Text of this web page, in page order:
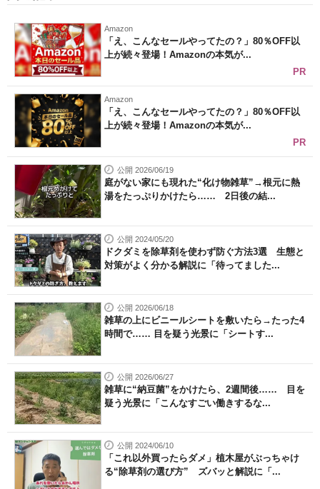
Amazon
「え、こんなセールやってたの？」80％OFF以
上が続々登場！Amazonの本気が...
PR
Amazon
「え、こんなセールやってたの？」80％OFF以
上が続々登場！Amazonの本気が...
PR
公開 2026/06/19
庭がない家にも現れた“化け物雑草”→根元に熱
湯をたっぷりかけたら…… 2日後の結...
公開 2024/05/20
ドクダミを除草剤を使わず防ぐ方法3選 生態と
対策がよく分かる解説に「待ってました...
公開 2026/06/18
雑草の上にビニールシートを敷いたら→たった4
時間で…… 目を疑う光景に「シートす...
公開 2026/06/27
雑草に“納豆菌”をかけたら、2週間後…… 目を
疑う光景に「こんなすごい働きするな...
公開 2024/06/10
「これ以外買ったらダメ」植木屋がぶっちゃけ
る“除草剤の選び方” ズバッと解説に「...